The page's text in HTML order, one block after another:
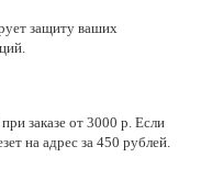
защиту ваших
заказе от 3000 р. Если
на адрес за 450 рублей.